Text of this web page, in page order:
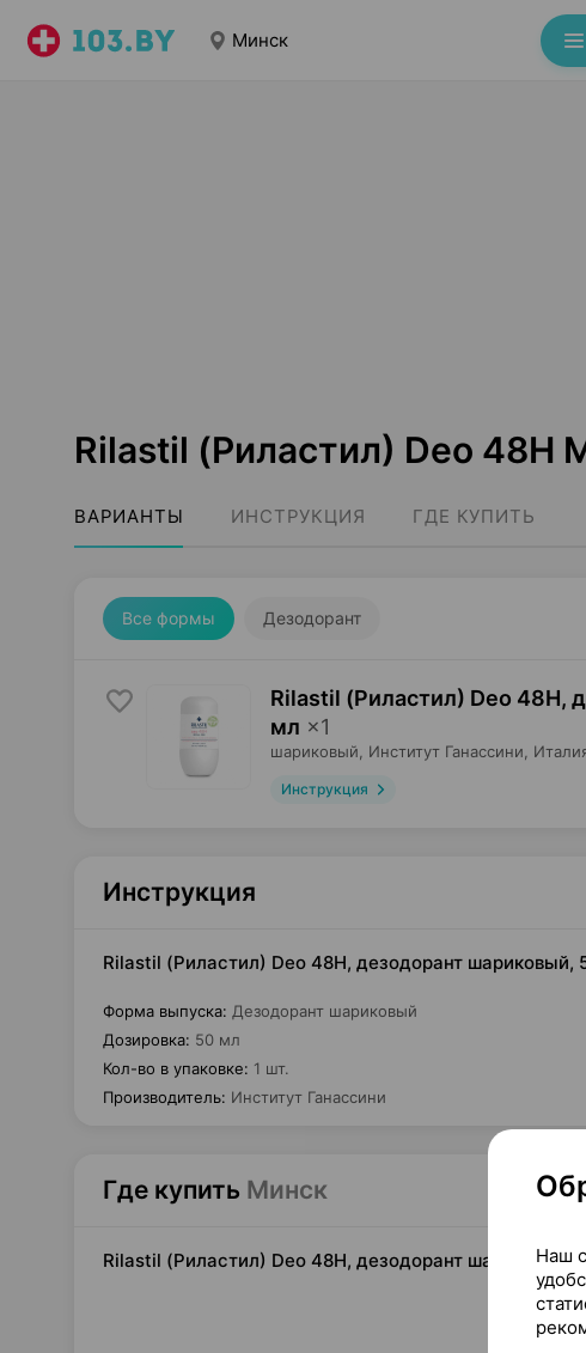
Минск
Rilastil (Риластил) Deo 48H
ВАРИАНТЫ ИНСТРУКЦИЯ ГДЕ КУПИТЬ
Все формы Дезодорант
Rilastil (Риластил) Deo 48H,
мл ×1
шариковый, Институт Ганассини ,
Инструкция
Инструкция
Rilastil (Риластил) Deo 48H, дезодорант шариковый,
Форма выпуска: Дезодорант шариковый
Дозировка: 50 мл
Кол-во в упаковке: 1 шт.
Производитель: Институт Ганассини
Где купить Минск
Rilastil (Риластил) Deo 48H, дезодорант шариковый,
Наш